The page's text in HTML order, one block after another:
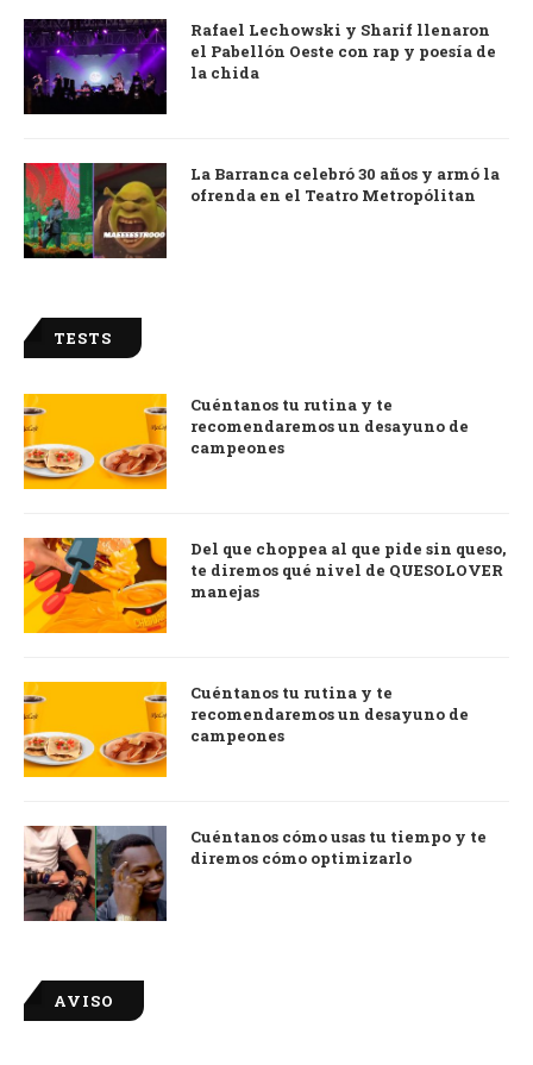
Rafael Lechowski y Sharif llenaron
el Pabellón Oeste con rap y poesía de
la chida
La Barranca celebró 30 años y armó la
ofrenda en el Teatro Metropólitan
TESTS
Cuéntanos tu rutina y te
recomendaremos un desayuno de
campeones
Del que choppea al que pide sin queso,
te diremos qué nivel de QUESOLOVER
manejas
Cuéntanos tu rutina y te
recomendaremos un desayuno de
campeones
Cuéntanos cómo usas tu tiempo y te
diremos cómo optimizarlo
AVISO